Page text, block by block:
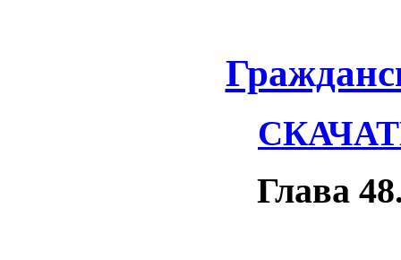
Глава